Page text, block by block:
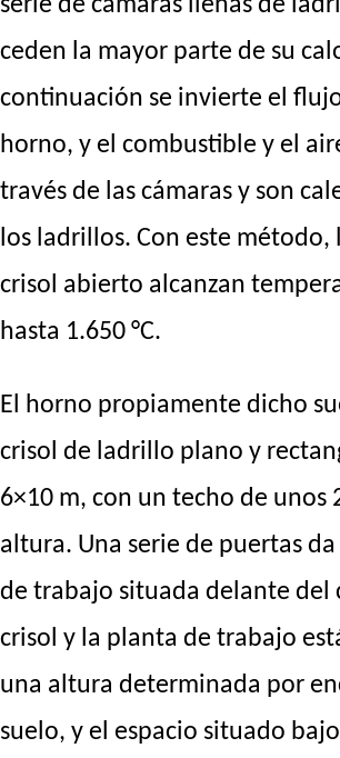
ceden la mayor parte de su
continuación se invierte el
horno, y el combustible y el
través de las cámaras y son
los ladrillos. Con este método,
crisol abierto alcanzan
hasta 1.650 °C.
El horno propiamente dicho
crisol de ladrillo plano y
6×10 m, con un techo de unos
altura. Una serie de puertas
de trabajo situada delante del
crisol y la planta de trabajo
una altura determinada por
suelo, y el espacio situado